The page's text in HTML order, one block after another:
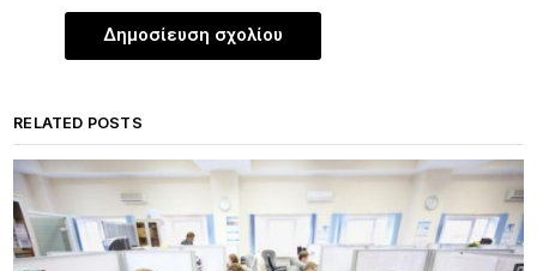
RELATED POSTS